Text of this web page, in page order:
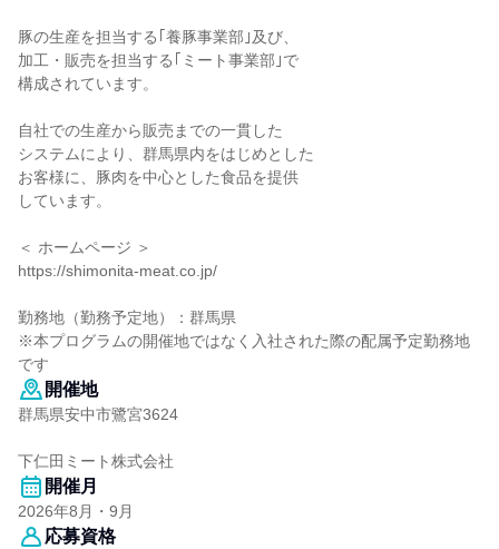
豚の生産を担当する｢養豚事業部｣及び、
加工・販売を担当する｢ミート事業部｣で
構成されています。
自社での生産から販売までの一貫した
システムにより、群馬県内をはじめとした
お客様に、豚肉を中心とした食品を提供
しています。
＜ ホームページ ＞
https://shimonita-meat.co.jp/
勤務地（勤務予定地）：群馬県
※本プログラムの開催地ではなく入社された際の配属予定勤務地
です
開催地
群馬県安中市鷺宮3624
下仁田ミート株式会社
開催月
2026年8月・9月
応募資格